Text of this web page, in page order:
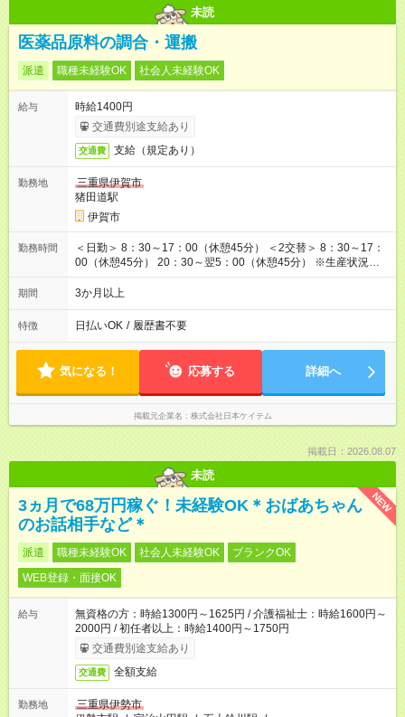
未読
医薬品原料の調合・運搬
派遣 職種未経験OK 社会人未経験OK
給与
時給1400円
交通費別途支給あり
交通費 支給（規定あり）
勤務地
三重県伊賀市
猪田道駅
伊賀市
勤務時間
＜日勤＞ 8：30～17：00（休憩45分） ＜2交替＞ 8：30～17：
00（休憩45分） 20：30～翌5：00（休憩45分） ※生産状況によ
り月10～30時間程度残業あり （1月～6月は繁忙期にて残業が多
めです。）
期間 3か月以上
特徴 日払いOK / 履歴書不要
気になる！ 応募する 詳細へ
掲載元企業名 株式会社日本ケイテム
掲載日：2026.08.07
未読
NEW
3ヵ月で68万円稼ぐ！未経験OK＊おばあちゃん
のお話相手など＊
派遣 職種未経験OK 社会人未経験OK
ブランクOK
WEB登録・面接OK
給与
無資格の方：時給1300円～1625円 / 介護福祉士：時給1600円～
2000円 / 初任者以上：時給1400円～1750円
交通費別途支給あり
交通費 全額支給
勤務地
三重県伊勢市